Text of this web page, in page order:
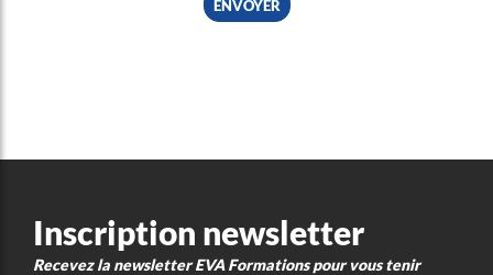
Inscription newsletter
Recevez la newsletter EVA Formations pour vous tenir